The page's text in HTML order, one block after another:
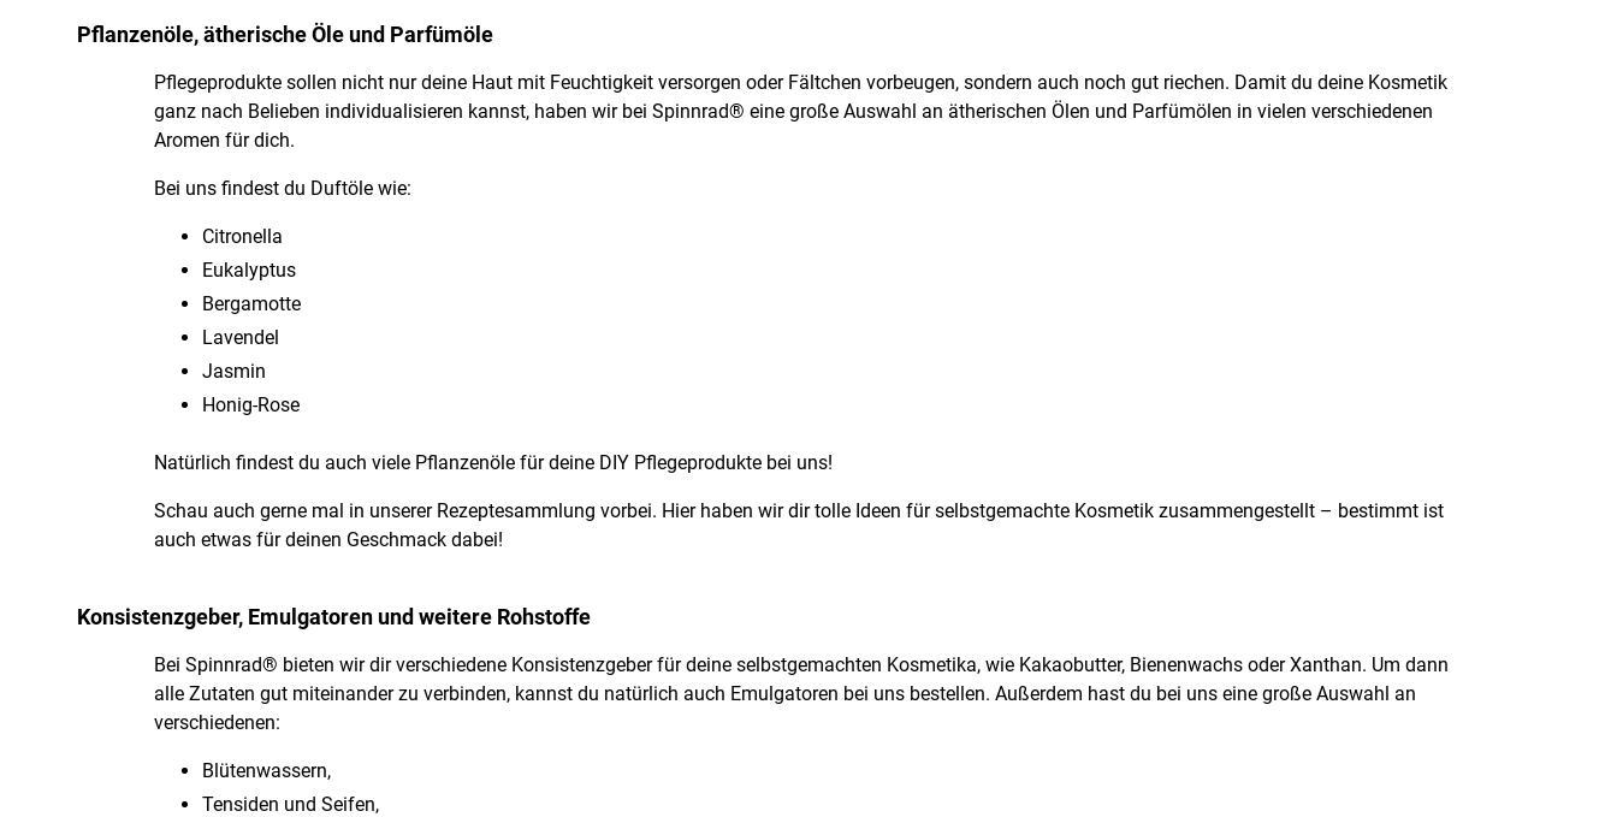
Pflanzenöle, ätherische Öle und Parfümöle
Pflegeprodukte sollen nicht nur deine Haut mit Feuchtigkeit versorgen oder Fältchen vorbeugen, sondern auch noch gut riechen. Damit du deine Kosmetik
ganz nach Belieben individualisieren kannst, haben wir bei Spinnrad® eine große Auswahl an ätherischen Ölen und Parfümölen in vielen verschiedenen
Aromen für dich.
Bei uns findest du Duftöle wie:
Citronella
Eukalyptus
Bergamotte
Lavendel
Jasmin
Honig-Rose
Natürlich findest du auch viele Pflanzenöle für deine DIY Pflegeprodukte bei uns!
Schau auch gerne mal in unserer Rezeptesammlung vorbei. Hier haben wir dir tolle Ideen für selbstgemachte Kosmetik zusammengestellt – bestimmt ist
auch etwas für deinen Geschmack dabei!
Konsistenzgeber, Emulgatoren und weitere Rohstoffe
Bei Spinnrad® bieten wir dir verschiedene Konsistenzgeber für deine selbstgemachten Kosmetika, wie Kakaobutter, Bienenwachs oder Xanthan. Um dann
alle Zutaten gut miteinander zu verbinden, kannst du natürlich auch Emulgatoren bei uns bestellen. Außerdem hast du bei uns eine große Auswahl an
verschiedenen:
Blütenwassern,
Tensiden und Seifen,